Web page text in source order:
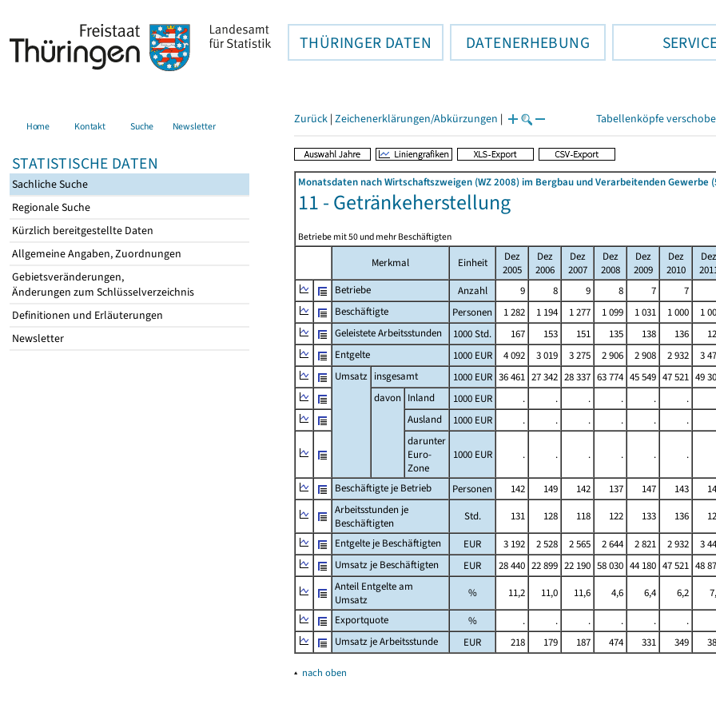
THÜRINGER DATEN DATENERHEBUNG
Home Kontakt Suche Newsletter
STATISTISCHE DATEN
Sachliche Suche
Regionale Suche
Kürzlich bereitgestellte Daten
Allgemeine Angaben, Zuordnungen
Gebietsveränderungen,
Änderungen zum Schlüsselverzeichnis
Definitionen und Erläuterungen
Newsletter
Zurück | Zeichenerklärungen/Abkürzungen | Tabellenköpfe
Monatsdaten nach Wirtschaftszweigen (WZ 2008) im Bergbau und Verarbeitenden
11 - Getränkeherstellung
Betriebe mit 50 und mehr Beschäftigten
Merkmal Einheit
Dez
2005
Dez
2006
Dez
2007
Dez
2008
Dez
2009
Dez
2010
Dez
Betriebe
Anzahl 9 8 9 8 7 7
Beschäftigte
Personen 1 282 1 194 1 277 1 099 1 031 1 000 1
Geleistete Arbeitsstunden
1000 Std. 167 153 151 135 138 136
Entgelte
1000 EUR 4 092 3 019 3 275 2 906 2 908 2 932 3
Umsatz insgesamt 1000 EUR 36 461 27 342 28 337 63 774 45 549 47 521 49
davon Inland 1000 EUR . . . . . .
Ausland
1000 EUR . . . . . .
darunter
Euro-
Zone
1000 EUR . . . . . .
Beschäftigte je Betrieb Personen 142 149 142 137 147 143
Arbeitsstunden je
Beschäftigten
Std. 131 128 118 122 133 136
Entgelte je Beschäftigten
EUR 3 192 2 528 2 565 2 644 2 821 2 932 3
Umsatz je Beschäftigten
EUR 28 440 22 899 22 190 58 030 44 180 47 521 48
Anteil Entgelte am
Umsatz
% 11,2 11,0 11,6 4,6 6,4 6,2
Exportquote
% . . . . . .
Umsatz je Arbeitsstunde
EUR 218 179 187 474 331 349
▴ nach oben